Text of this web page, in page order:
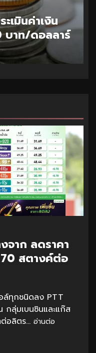
เมินค่าเงิน
บาท/ดอลลาร์
จาก ลดราคา
สตางค์ต่อ
ล์ทุกชนิดลง PTT
กลุ่มเบนซินและแก๊ส
อลิตร... อ่านต่อ